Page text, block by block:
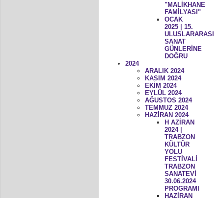
"MALİKHANE
FAMİLYASI"
OCAK
2025 | 15.
ULUSLARARASI
SANAT
GÜNLERİNE
DOĞRU
2024
ARALIK 2024
KASIM 2024
EKİM 2024
EYLÜL 2024
AĞUSTOS 2024
TEMMUZ 2024
HAZİRAN 2024
H AZİRAN
2024 |
TRABZON
KÜLTÜR
YOLU
FESTİVALİ
TRABZON
SANATEVİ
30.06.2024
PROGRAMI
HAZİRAN